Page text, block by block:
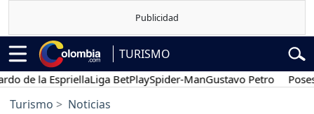
TURISMO
de la EspriellaLiga BetPlaySpider-ManGustavo Petro
Turismo Noticias